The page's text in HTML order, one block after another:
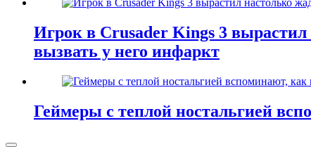
Игрок в Crusader Kings 3 вырастил
вызвать у него инфаркт
Геймеры с теплой ностальгией